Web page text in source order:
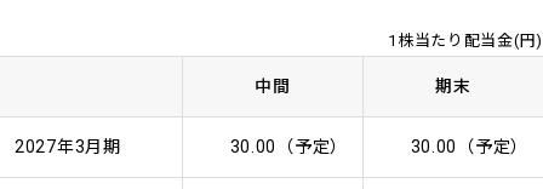
1株当たり配当金(円)
中間 期末
2027年3月期 30.00（予定） 30.00（予定）